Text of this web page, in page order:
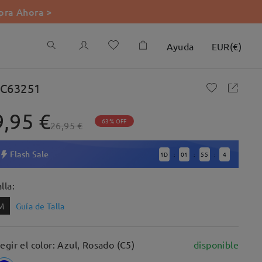
Ahora >
Ayuda EUR(€)
€26,95 € 63% OFF
Flash Sale 1 D : 01 : 55 : 3
Guía de Talla
el color: Azul, Rosado (C5) disponible